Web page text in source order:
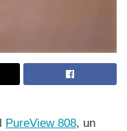
PureView 808, un